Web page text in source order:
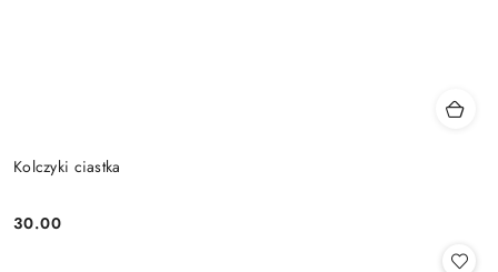
Kolczyki ciastka
Cena:
30.00